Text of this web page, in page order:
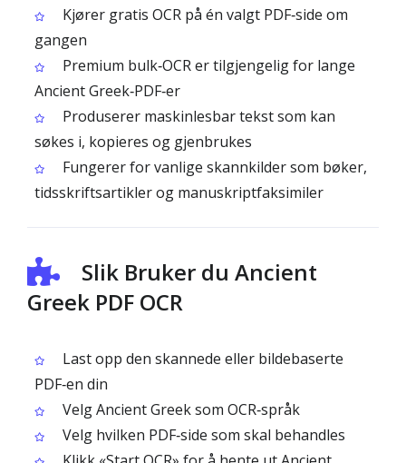
Kjører gratis OCR på én valgt PDF‑side om
gangen
Premium bulk‑OCR er tilgjengelig for lange
Ancient Greek‑PDF‑er
Produserer maskinlesbar tekst som kan
søkes i, kopieres og gjenbrukes
Fungerer for vanlige skannkilder som bøker,
tidsskriftsartikler og manuskriptfaksimiler
Slik Bruker du Ancient
Greek PDF OCR
Last opp den skannede eller bildebaserte
PDF‑en din
Velg Ancient Greek som OCR‑språk
Velg hvilken PDF‑side som skal behandles